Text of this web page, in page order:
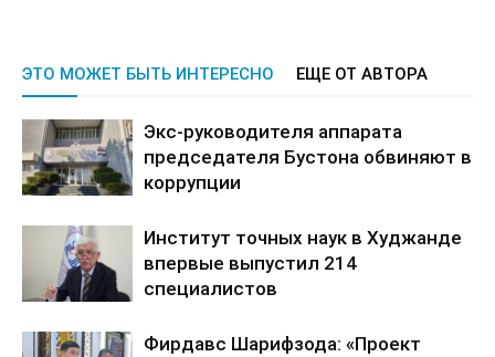
ЭТО МОЖЕТ БЫТЬ ИНТЕРЕСНО ЕЩЕ ОТ АВТОРА
Экс-руководителя аппарата
председателя Бустона обвиняют в
коррупции
Институт точных наук в Худжанде
впервые выпустил 214
специалистов
Фирдавс Шарифзода: «Проект